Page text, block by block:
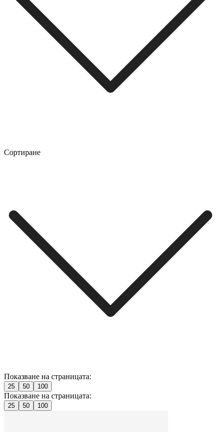
Сортиране
Показване на страницата:
25 50 100
Показване на страницата:
25 50 100